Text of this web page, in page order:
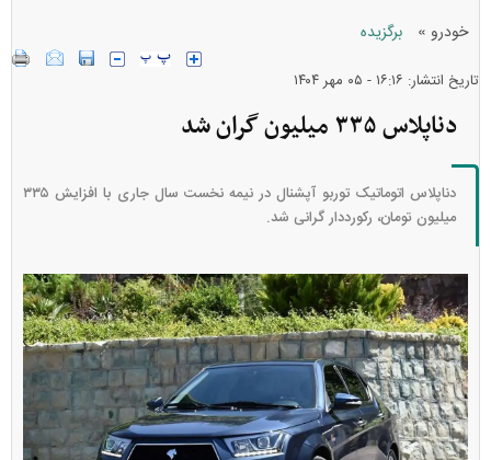
خودرو » برگزیده
تاریخ انتشار: ۱۶:۱۶ - ۰۵ مهر ۱۴۰۴
دناپلاس ۳۳۵ میلیون گران شد
دناپلاس اتوماتیک توربو آپشنال در نیمه نخست سال جاری با افزایش ۳۳۵
میلیون تومان، رکورددار گرانی شد.